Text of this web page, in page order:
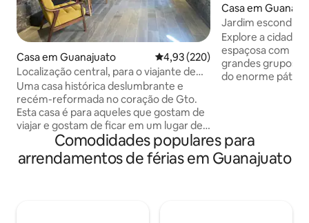
Casa em Guanajuato Classificação média de 4,93 em
4,93 (220)
Localização central, para o viajante de
luxo. 5 ESTRELAS
Uma casa histórica deslumbrante e
recém-reformada no coração de Gto.
Esta casa é para aqueles que gostam de
viajar e gostam de ficar em um lugar de
luxo com conforto e estilo.
Convenientemente localizado, a menos
de 100 metros da praça San Fernando,
Casa em
Jardim escondido
Explore a cidade
espaçosa com
grandes grupos e
do enorme pátio
do andar de
privativos e áreas
quartos
Comodidades populares para
arrendamentos de férias em Guanajuato